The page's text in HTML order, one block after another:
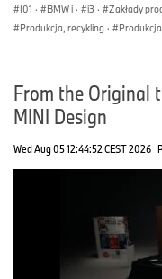
I01 · BMW i · i3 · Zakłady
Produkcja, recykling · Produkcja
From the Original
MINI Design
Wed Aug 05 12:44:52 CEST 2026